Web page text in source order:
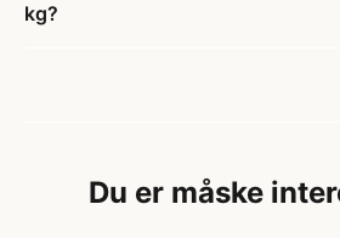
kg?
Du er måske